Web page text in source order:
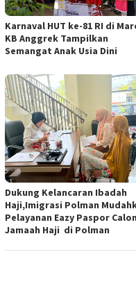
Karnaval HUT ke-81 RI di
KB Anggrek Tampilkan
Semangat Anak Usia Dini
Dukung Kelancaran Ibadah
Haji,Imigrasi Polman
Pelayanan Eazy Paspor Calon
Jamaah Haji di Polman